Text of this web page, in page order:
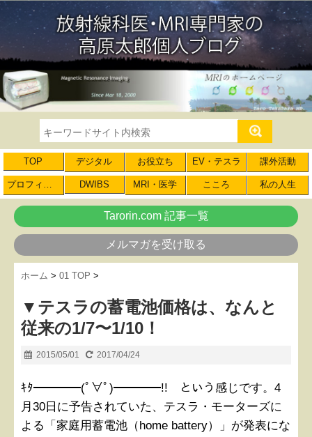
TOP デジタル お役立ち EV・テスラ 課外活動
プロフィール DWIBS MRI・医学 こころ 私の人生
Tarorin.com 記事一覧
メルマガを受け取る
ホーム > 01 TOP >
▼テスラの蓄電池価格は、なんと
従来の1/7〜1/10！
2015/05/01 2017/04/24
ｷﾀ━━━━(ﾟ∀ﾟ)━━━━!! という感じです。4
月30日に予告されていた、テスラ・モーターズに
よる「家庭用蓄電池（home battery）」が発表にな